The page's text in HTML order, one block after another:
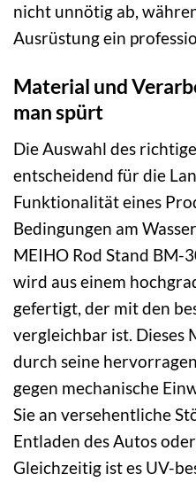
nicht unnötig ab,
Ausrüstung ein
Material und
man spürt
Die Auswahl des
entscheidend für die
Funktionalität eines
Bedingungen am
MEIHO Rod Stand BM-
wird aus einem
gefertigt, der mit den
vergleichbar ist. Dieses
durch seine
gegen mechanische
Sie an versehentliche
Entladen des Autos
Gleichzeitig ist es UV-